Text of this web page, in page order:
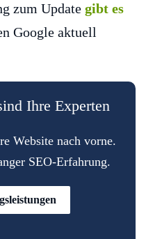
zum Update gibt es
Google aktuell
Ihre Experten
Website nach vorne.
SEO-Erfahrung.